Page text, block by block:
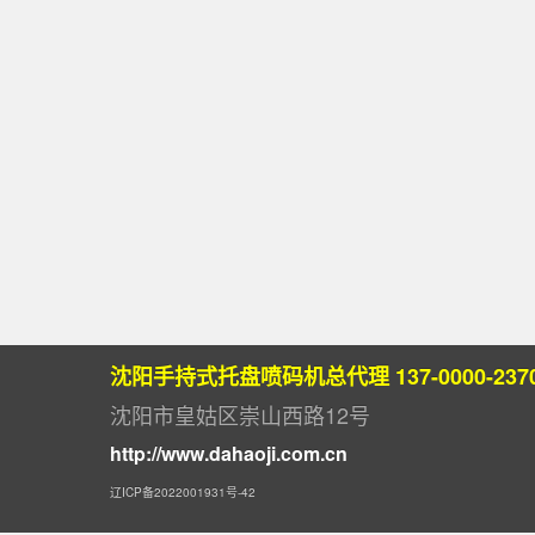
沈阳手持式托盘喷码机总代理 137-0000-
沈阳市皇姑区崇山西路12号
http://www.dahaoji.com.cn
辽ICP备2022001931号-42